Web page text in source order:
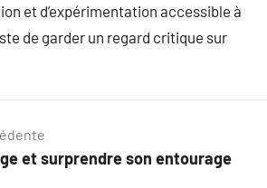
et d’expérimentation accessible à
de garder un regard critique sur
et surprendre son entourage